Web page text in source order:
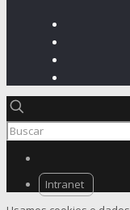
Intranet